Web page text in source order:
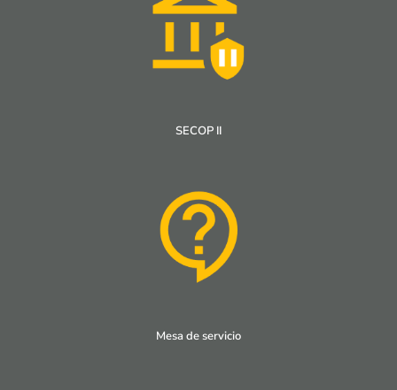
SECOP II
Mesa de servicio